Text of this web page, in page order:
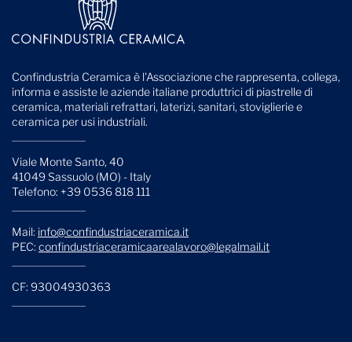
Confindustria Ceramica è l'Associazione che rappresenta, collega,
informa e assiste le aziende italiane produttrici di piastrelle di
ceramica, materiali refrattari, laterizi, sanitari, stoviglierie e
ceramica per usi industriali.
Viale Monte Santo, 40
41049 Sassuolo (MO) - Italy
Telefono: +39 0536 818 111
Mail: info@confindustriaceramica.it
PEC: confindustriaceramicaarealavoro@legalmail.it
CF: 93004930363